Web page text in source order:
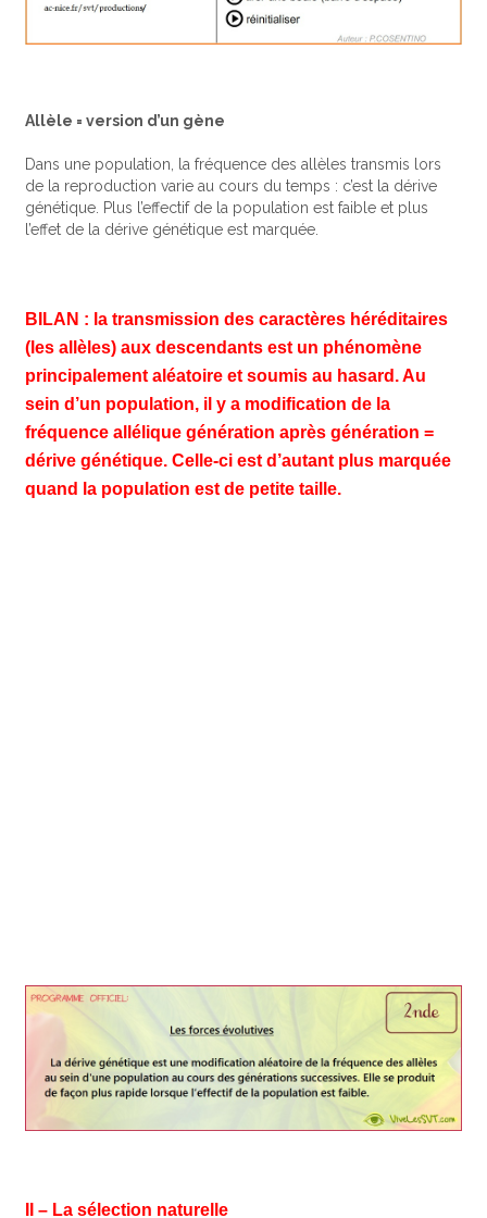
Allèle = version d’un gène
Dans une population, la fréquence des allèles transmis lors
de la reproduction varie au cours du temps : c’est la dérive
génétique. Plus l’effectif de la population est faible et plus
l’effet de la dérive génétique est marquée.
BILAN : la transmission des caractères héréditaires
(les allèles) aux descendants est un phénomène
principalement aléatoire et soumis au hasard. Au
sein d’un population, il y a modification de la
fréquence allélique génération après génération =
dérive génétique. Celle-ci est d’autant plus marquée
quand la population est de petite taille.
II – La sélection naturelle